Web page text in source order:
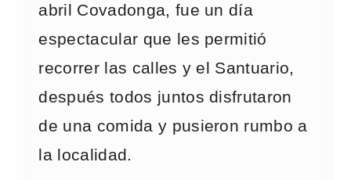
abril Covadonga, fue un día
espectacular que les permitió
recorrer las calles y el Santuario,
después todos juntos disfrutaron
de una comida y pusieron rumbo a
la localidad.